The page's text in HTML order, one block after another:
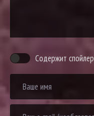
Содержит спойлер